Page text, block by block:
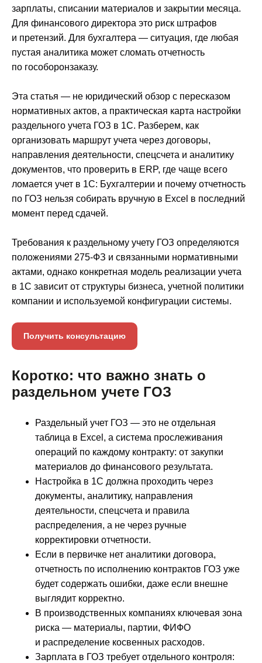
зарплаты, списании материалов и закрытии месяца.
Для финансового директора это риск штрафов
и претензий. Для бухгалтера — ситуация, где любая
пустая аналитика может сломать отчетность
по гособоронзаказу.
Эта статья — не юридический обзор с пересказом
нормативных актов, а практическая карта настройки
раздельного учета ГОЗ в 1С. Разберем, как
организовать маршрут учета через договоры,
направления деятельности, спецсчета и аналитику
документов, что проверить в ERP, где чаще всего
ломается учет в 1С: Бухгалтерии и почему отчетность
по ГОЗ нельзя собирать вручную в Excel в последний
момент перед сдачей.
Требования к раздельному учету ГОЗ определяются
положениями 275-ФЗ и связанными нормативными
актами, однако конкретная модель реализации учета
в 1С зависит от структуры бизнеса, учетной политики
компании и используемой конфигурации системы.
Получить консультацию
Коротко: что важно знать о
раздельном учете ГОЗ
Раздельный учет ГОЗ — это не отдельная
таблица в Excel, а система прослеживания
операций по каждому контракту: от закупки
материалов до финансового результата.
Настройка в 1С должна проходить через
документы, аналитику, направления
деятельности, спецсчета и правила
распределения, а не через ручные
корректировки отчетности.
Если в первичке нет аналитики договора,
отчетность по исполнению контрактов ГОЗ уже
будет содержать ошибки, даже если внешне
выглядит корректно.
В производственных компаниях ключевая зона
риска — материалы, партии, ФИФО
и распределение косвенных расходов.
Зарплата в ГОЗ требует отдельного контроля: